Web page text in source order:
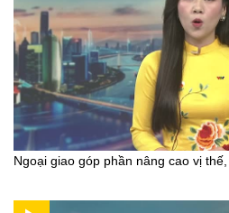
Ngoại giao góp phần nâng cao vị